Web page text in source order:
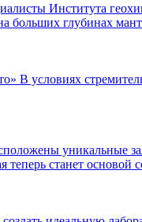
Института
больших глубинах
В условиях
уникальные
станет